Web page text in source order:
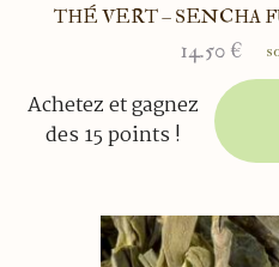
THÉ VERT – SENCHA
14.50 €
Achetez et gagnez
des 15 points !